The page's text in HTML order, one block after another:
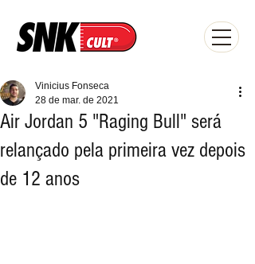
Air Jordan 5 "Raging Bull" será
relançado pela primeira vez depois
de 12 anos
Vinicius Fonseca
28 de mar. de 2021